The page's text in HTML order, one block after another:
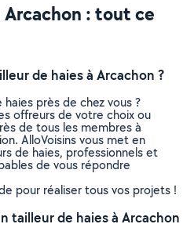
: tout ce
de haies à Arcachon ?
près de chez vous ?
offreurs de votre choix ou
de tous les membres à
AlloVoisins vous met en
de haies, professionnels et
de vous répondre
pour réaliser tous vos projets !
tailleur de haies à Arcachon